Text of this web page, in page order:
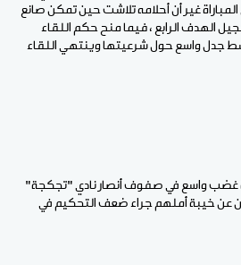
غير أن أحلامه تلاشت حين تمكن صانع
الهدف الرابع ، فيما منح حكم اللقاء
جدل واسع حول شرعيتها وينتهي اللقاء
غضب واسع في صفوف أنصار نادي "تجكجة"
عن خيبة أملهم جراء ضعف التحكيم في